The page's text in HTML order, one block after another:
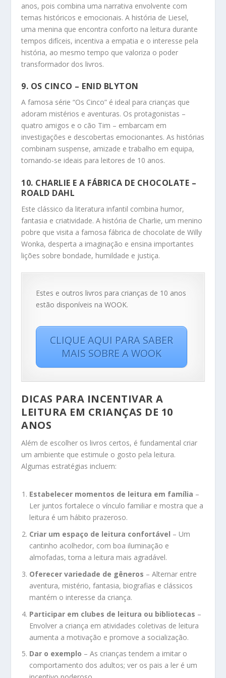
anos, pois combina uma narrativa envolvente com
temas históricos e emocionais. A história de Liesel,
uma menina que encontra conforto na leitura durante
tempos difíceis, incentiva a empatia e o interesse pela
história, ao mesmo tempo que valoriza o poder
transformador dos livros.
9. OS CINCO – ENID BLYTON
A famosa série “Os Cinco” é ideal para crianças que
adoram mistérios e aventuras. Os protagonistas –
quatro amigos e o cão Tim – embarcam em
investigações e descobertas emocionantes. As histórias
combinam suspense, amizade e trabalho em equipa,
tornando-se ideais para leitores de 10 anos.
10. CHARLIE E A FÁBRICA DE CHOCOLATE –
ROALD DAHL
Este clássico da literatura infantil combina humor,
fantasia e criatividade. A história de Charlie, um menino
pobre que visita a famosa fábrica de chocolate de Willy
Wonka, desperta a imaginação e ensina importantes
lições sobre bondade, humildade e justiça.
Estes e outros livros para crianças de 10 anos
estão disponíveis na WOOK.
CLIQUE AQUI PARA SABER
MAIS SOBRE A WOOK
DICAS PARA INCENTIVAR A
LEITURA EM CRIANÇAS DE 10
ANOS
Além de escolher os livros certos, é fundamental criar
um ambiente que estimule o gosto pela leitura.
Algumas estratégias incluem:
Estabelecer momentos de leitura em família –
Ler juntos fortalece o vínculo familiar e mostra que a
leitura é um hábito prazeroso.
Criar um espaço de leitura confortável – Um
cantinho acolhedor, com boa iluminação e
almofadas, torna a leitura mais agradável.
Oferecer variedade de gêneros – Alternar entre
aventura, mistério, fantasia, biografias e clássicos
mantém o interesse da criança.
Participar em clubes de leitura ou bibliotecas –
Envolver a criança em atividades coletivas de leitura
aumenta a motivação e promove a socialização.
Dar o exemplo – As crianças tendem a imitar o
comportamento dos adultos; ver os pais a ler é um